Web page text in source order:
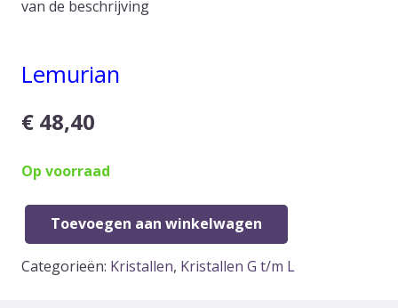
van de beschrijving
Lemurian
€ 48,40
Op voorraad
Lemurian
aantal
Toevoegen aan winkelwagen
Categorieën: Kristallen, Kristallen G t/m L